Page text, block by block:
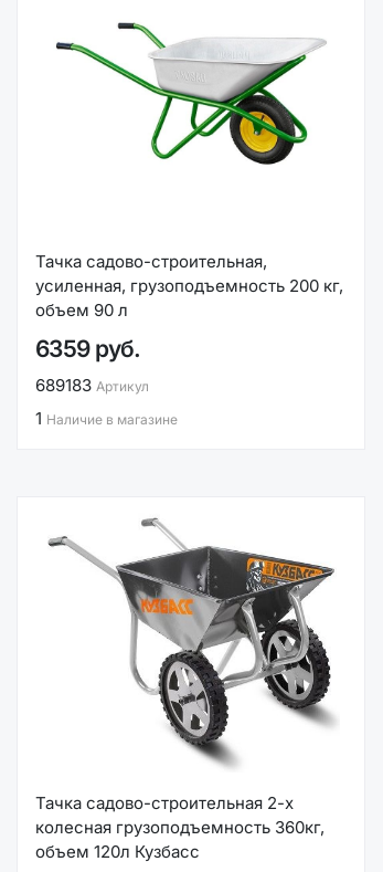
Тачка садово-строительная,
усиленная, грузоподъемность 200 кг,
объем 90 л
6359 руб.
689183 Артикул
1 Наличие в магазине
Тачка садово-строительная 2-х
колесная грузоподъемность 360кг,
объем 120л Кузбасс